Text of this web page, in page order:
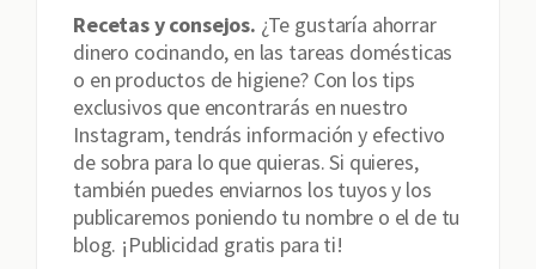
Recetas y consejos. ¿Te gustaría ahorrar
dinero cocinando, en las tareas domésticas
o en productos de higiene? Con los tips
exclusivos que encontrarás en nuestro
Instagram, tendrás información y efectivo
de sobra para lo que quieras. Si quieres,
también puedes enviarnos los tuyos y los
publicaremos poniendo tu nombre o el de tu
blog. ¡Publicidad gratis para ti!